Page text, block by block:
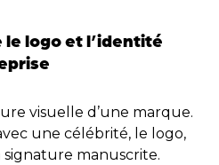
logo et l’identité
visuelle d’une marque.
une célébrité, le logo,
signature manuscrite.